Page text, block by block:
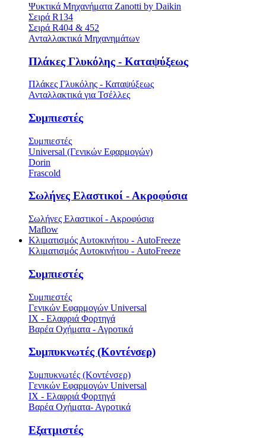
Ψυκτικά Μηχανήματα Zanotti by Daikin
Σειρά R134
Σειρά R404 & 452
Ανταλλακτικά Μηχανημάτων
Πλάκες Γλυκόλης - Καταψύξεως
Πλάκες Γλυκόλης - Καταψύξεως
Ανταλλακτικά για Τσέλλες
Συμπιεστές
Συμπιεστές
Universal (Γενικών Εφαρμογών)
Dorin
Frascold
Σωλήνες Ελαστικοί - Ακροφύσια
Σωλήνες Ελαστικοί - Ακροφύσια
Maflow
Κλιματισμός Αυτοκινήτου - AutoFreeze
Κλιματισμός Αυτοκινήτου - AutoFreeze
Συμπιεστές
Συμπιεστές
Γενικών Εφαρμογών Universal
ΙΧ - Ελαφριά Φορτηγά
Βαρέα Οχήματα - Αγροτικά
Συμπυκνωτές (Κοντένσερ)
Συμπυκνωτές (Κοντένσερ)
Γενικών Εφαρμογών Universal
ΙΧ - Ελαφριά Φορτηγά
Βαρέα Οχήματα- Αγροτικά
Εξατμιστές